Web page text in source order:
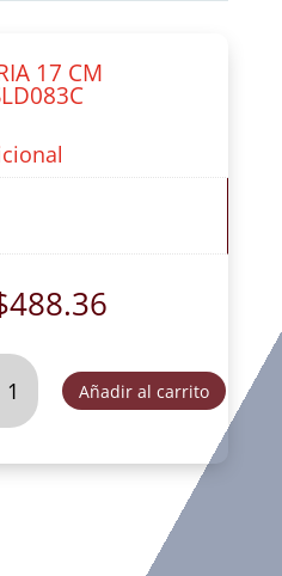
17 CM
488.36
Añadir al carrito